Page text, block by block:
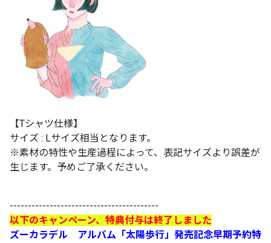
【Tシャツ仕様】
サイズ : Lサイズ相当となります。
※素材の特性や生産過程によって、表記サイズより誤差が
生じます。予めご了承ください。
-----------------------------------------
以下のキャンペーン、特典付与は終了しました
ズーカラデル アルバム「太陽歩行」発売記念早期予約特